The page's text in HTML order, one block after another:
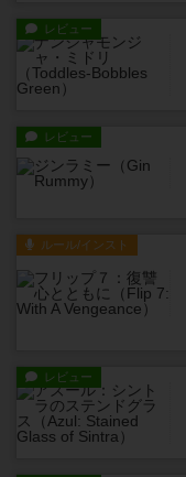
レビュー
レビュー
ルール/インスト
レビュー